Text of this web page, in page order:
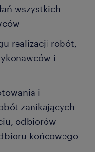
wszystkich
realizacji robót,
i
i
zanikających
odbiorów
końcowego